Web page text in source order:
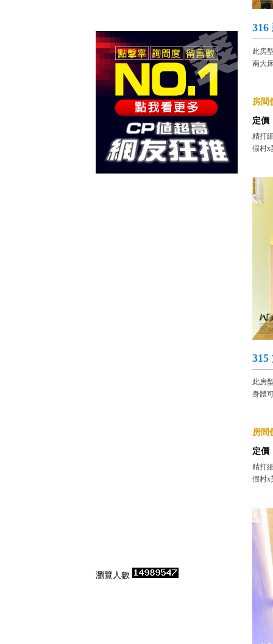
瀏覽人數
316
此房
兩大
房間
定價
精打
假村x
315
此房
身體
房間
定價
精打
假村x